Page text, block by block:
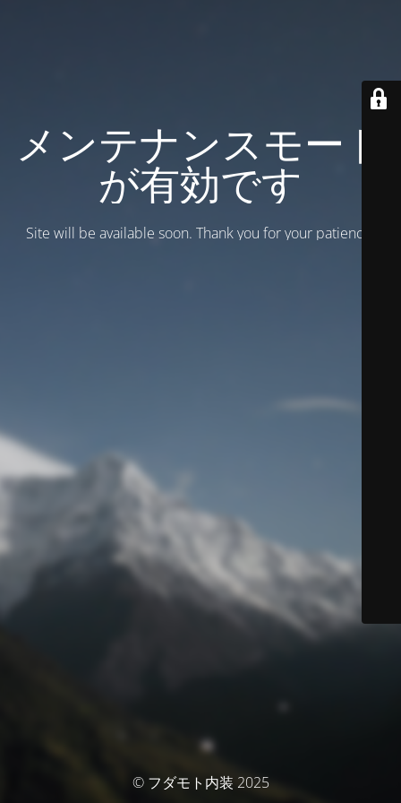
メンテナンスモード
が有効です
Site will be available soon. Thank you for your patience!
© フダモト内装 2025